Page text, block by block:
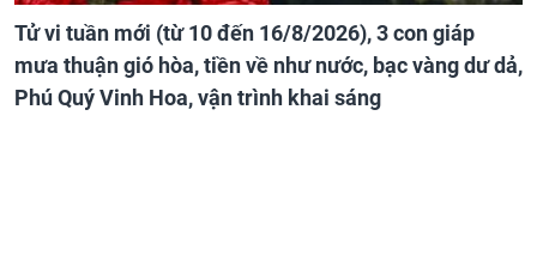
Tử vi tuần mới (từ 10 đến 16/8/2026), 3 con giáp
mưa thuận gió hòa, tiền về như nước, bạc vàng dư dả,
Phú Quý Vinh Hoa, vận trình khai sáng